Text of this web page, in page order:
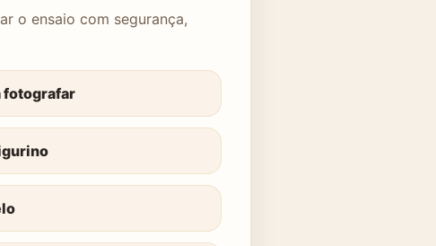
o ensaio com segurança,
fotografar